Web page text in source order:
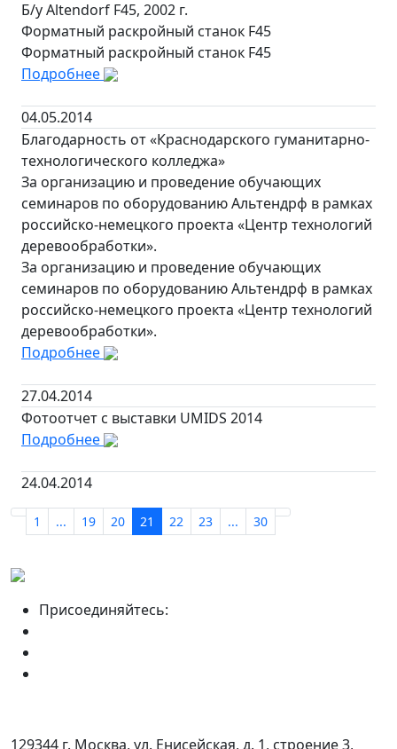
Б/у Altendorf F45, 2002 г.
Форматный раскройный станок F45
Форматный раскройный станок F45
Подробнее
04.05.2014
Благодарность от «Краснодарского гуманитарно-
технологического колледжа»
За организацию и проведение обучающих
семинаров по оборудованию Альтендрф в рамках
российско-немецкого проекта «Центр технологий
деревообработки».
За организацию и проведение обучающих
семинаров по оборудованию Альтендрф в рамках
российско-немецкого проекта «Центр технологий
деревообработки».
Подробнее
27.04.2014
Фотоотчет с выставки UMIDS 2014
Подробнее
24.04.2014
1 ... 19 20 21 22 23 ... 30
Присоединяйтесь:
129344 г. Москва, ул. Енисейская, д. 1, строение 3,